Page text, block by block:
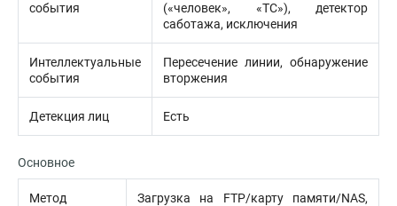
события
(«человек», «ТС»), детектор
саботажа, исключения
Интеллектуальные
события
Пересечение линии, обнаружение
вторжения
Детекция лиц Есть
Основное
Метод
Загрузка на FTP/карту памяти/NAS,